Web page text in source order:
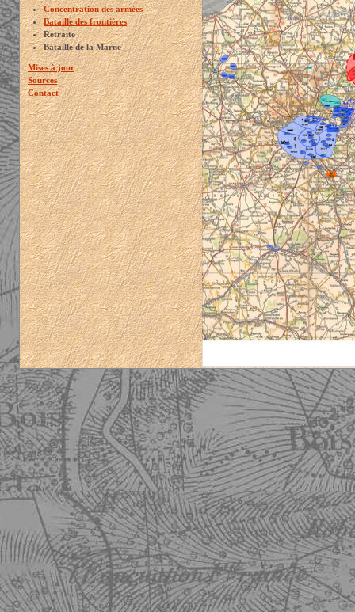
Concentration des armées
Bataille des frontières
Retraite
Bataille de la Marne
Mises à jour
Sources
Contact